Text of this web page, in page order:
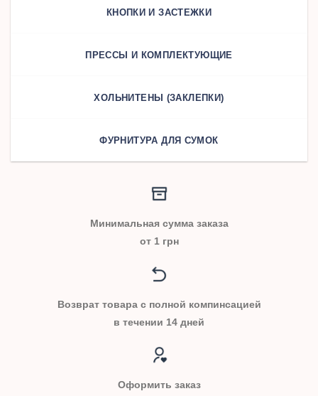
КНОПКИ И ЗАСТЕЖКИ
ПРЕССЫ И КОМПЛЕКТУЮЩИЕ
ХОЛЬНИТЕНЫ (ЗАКЛЕПКИ)
ФУРНИТУРА ДЛЯ СУМОК
Минимальная сумма заказа
от 1 грн
Возврат товара с полной компинсацией
в течении 14 дней
Оформить заказ